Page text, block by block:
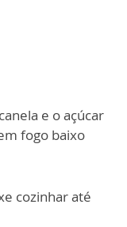
e o açúcar
fogo baixo
cozinhar até